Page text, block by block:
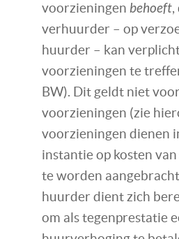
voorzieningen behoeft,
verhuurder – op
huurder – kan
voorzieningen te
BW). Dit geldt niet
voorzieningen (zie
voorzieningen dienen
instantie op kosten
te worden
huurder dient zich
om als tegenprestatie